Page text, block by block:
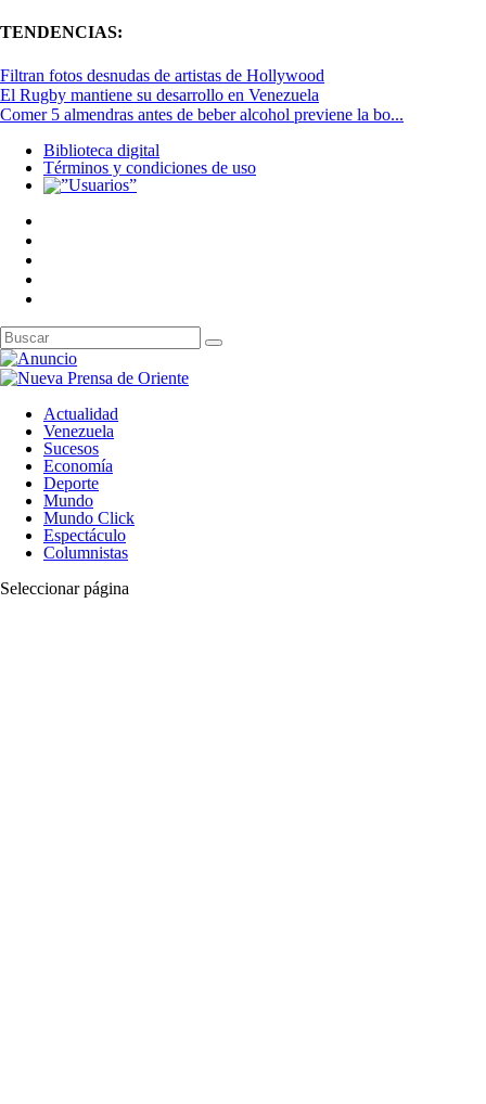
TENDENCIAS:
Filtran fotos desnudas de artistas de Hollywood
El Rugby mantiene su desarrollo en Venezuela
Comer 5 almendras antes de beber alcohol previene la bo...
Biblioteca digital
Términos y condiciones de uso
Actualidad
Venezuela
Sucesos
Economía
Deporte
Mundo
Mundo Click
Espectáculo
Columnistas
Seleccionar página